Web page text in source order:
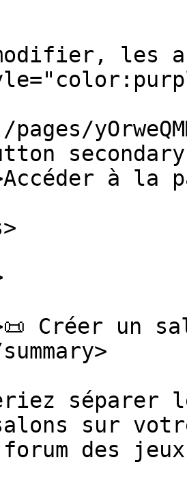
les
à la
Créer un
séparer
sur
des